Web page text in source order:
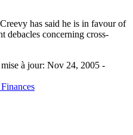
has said he is in favour of
debacles concerning cross-
à jour: Nov 24, 2005 -